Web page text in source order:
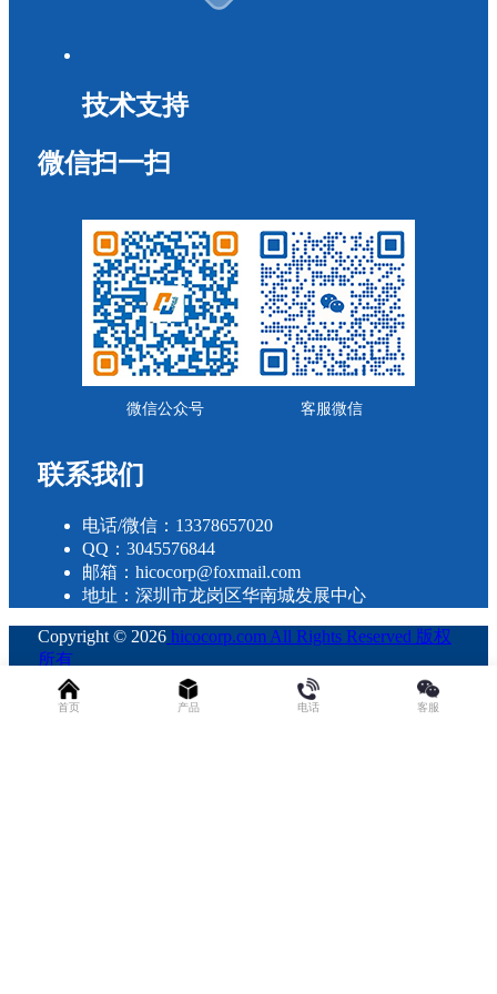
技术支持
微信扫一扫
微信公众号 客服微信
联系我们
电话/微信：13378657020
QQ：3045576844
邮箱：hicocorp@foxmail.com
地址：深圳市龙岗区华南城发展中心
Copyright © 2026hicocorp.com All Rights Reserved 版权
所有
粤ICP备2023109800号
查询 30 次，耗时 0.2629 秒
首页 产品 电话 客服